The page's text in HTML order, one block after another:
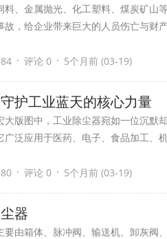
、金属抛光、化工塑料、煤炭矿山
故，给企业带来巨大的人员伤亡与财
· 评论 0 · 5个月前 (03-19)
护工业蓝天的核心力量
大版图中，工业除尘器宛如一位沉默
广泛应用于医药、电子、食品加工、
· 评论 0 · 5个月前 (03-19)
器
要由箱体、脉冲阀、输送机、卸灰阀